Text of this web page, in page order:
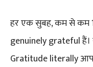
हर एक सुबह, कम से कम
genuinely grateful हैं।
Gratitude literally